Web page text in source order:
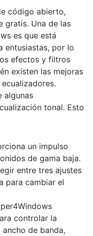
código abierto,
gratis. Una de las
es que está
entusiastas, por lo
efectos y filtros
existen las mejoras
algunas
tonal. Esto
un impulso
de gama baja.
entre tres ajustes
para cambiar el
controlar la
de banda,